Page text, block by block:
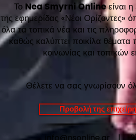
Το Nea Smyrni Onlineείναι
της εφημερίδας «Νέοι Ορίζοντες»
όλα τα τοπικά νέα και τις
καθώς καλύπτει ποικίλα θέματα
κοινωνίας και τοπικών
Θέλετε να σας γνωρίσουν
Προβολή της